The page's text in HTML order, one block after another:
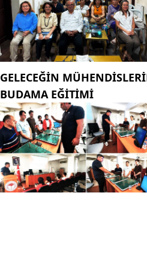
GELECEĞİN
BUDAMA EĞİTİMİ